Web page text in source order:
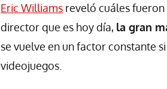
Eric Williams reveló cuáles
director que es hoy día, la gran
se vuelve en un factor constante
videojuegos.